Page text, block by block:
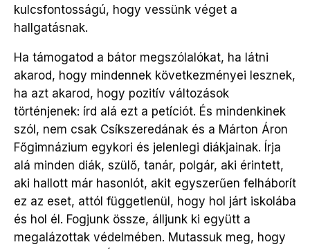
kulcsfontosságú, hogy vessünk véget a
hallgatásnak.
Ha támogatod a bátor megszólalókat, ha látni
akarod, hogy mindennek következményei lesznek,
ha azt akarod, hogy pozitív változások
történjenek: írd alá ezt a petíciót. És mindenkinek
szól, nem csak Csíkszeredának és a Márton Áron
Főgimnázium egykori és jelenlegi diákjainak. Írja
alá minden diák, szülő, tanár, polgár, aki érintett,
aki hallott már hasonlót, akit egyszerűen felháborít
ez az eset, attól függetlenül, hogy hol járt iskolába
és hol él. Fogjunk össze, álljunk ki együtt a
megalázottak védelmében. Mutassuk meg, hogy